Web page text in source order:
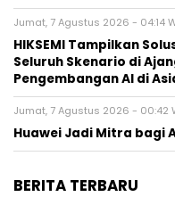
Jumat, 7 Agustus 2026 - 04:14
HIKSEMI Tampilkan
Seluruh Skenario di
Pengembangan AI di
Jumat, 7 Agustus 2026 - 00:42
Huawei Jadi Mitra bagi
BERITA TERBARU